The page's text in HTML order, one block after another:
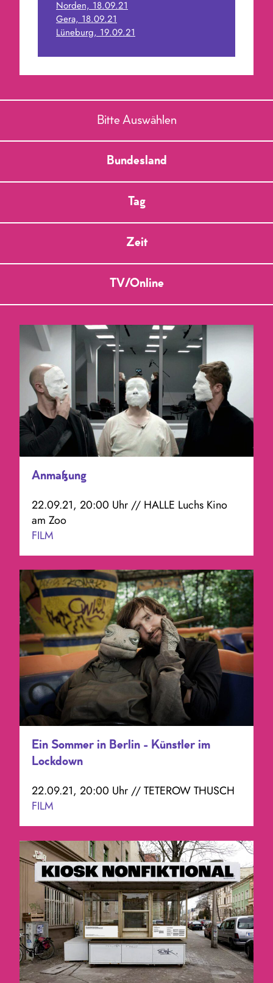
Norden, 18.09.21
Gera, 18.09.21
Lüneburg, 19.09.21
Bitte Auswählen
Bundesland
Tag
Zeit
TV/Online
Anmaßung
22.09.21, 20:00 Uhr // HALLE Luchs Kino
am Zoo
FILM
Ein Sommer in Berlin - Künstler im
Lockdown
22.09.21, 20:00 Uhr // TETEROW THUSCH
FILM